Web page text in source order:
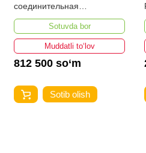
соединительная
3СТп-10У-35...50
Sotuvda bor
Muddatli to‘lov
812 500 so‘m
Sotib olish